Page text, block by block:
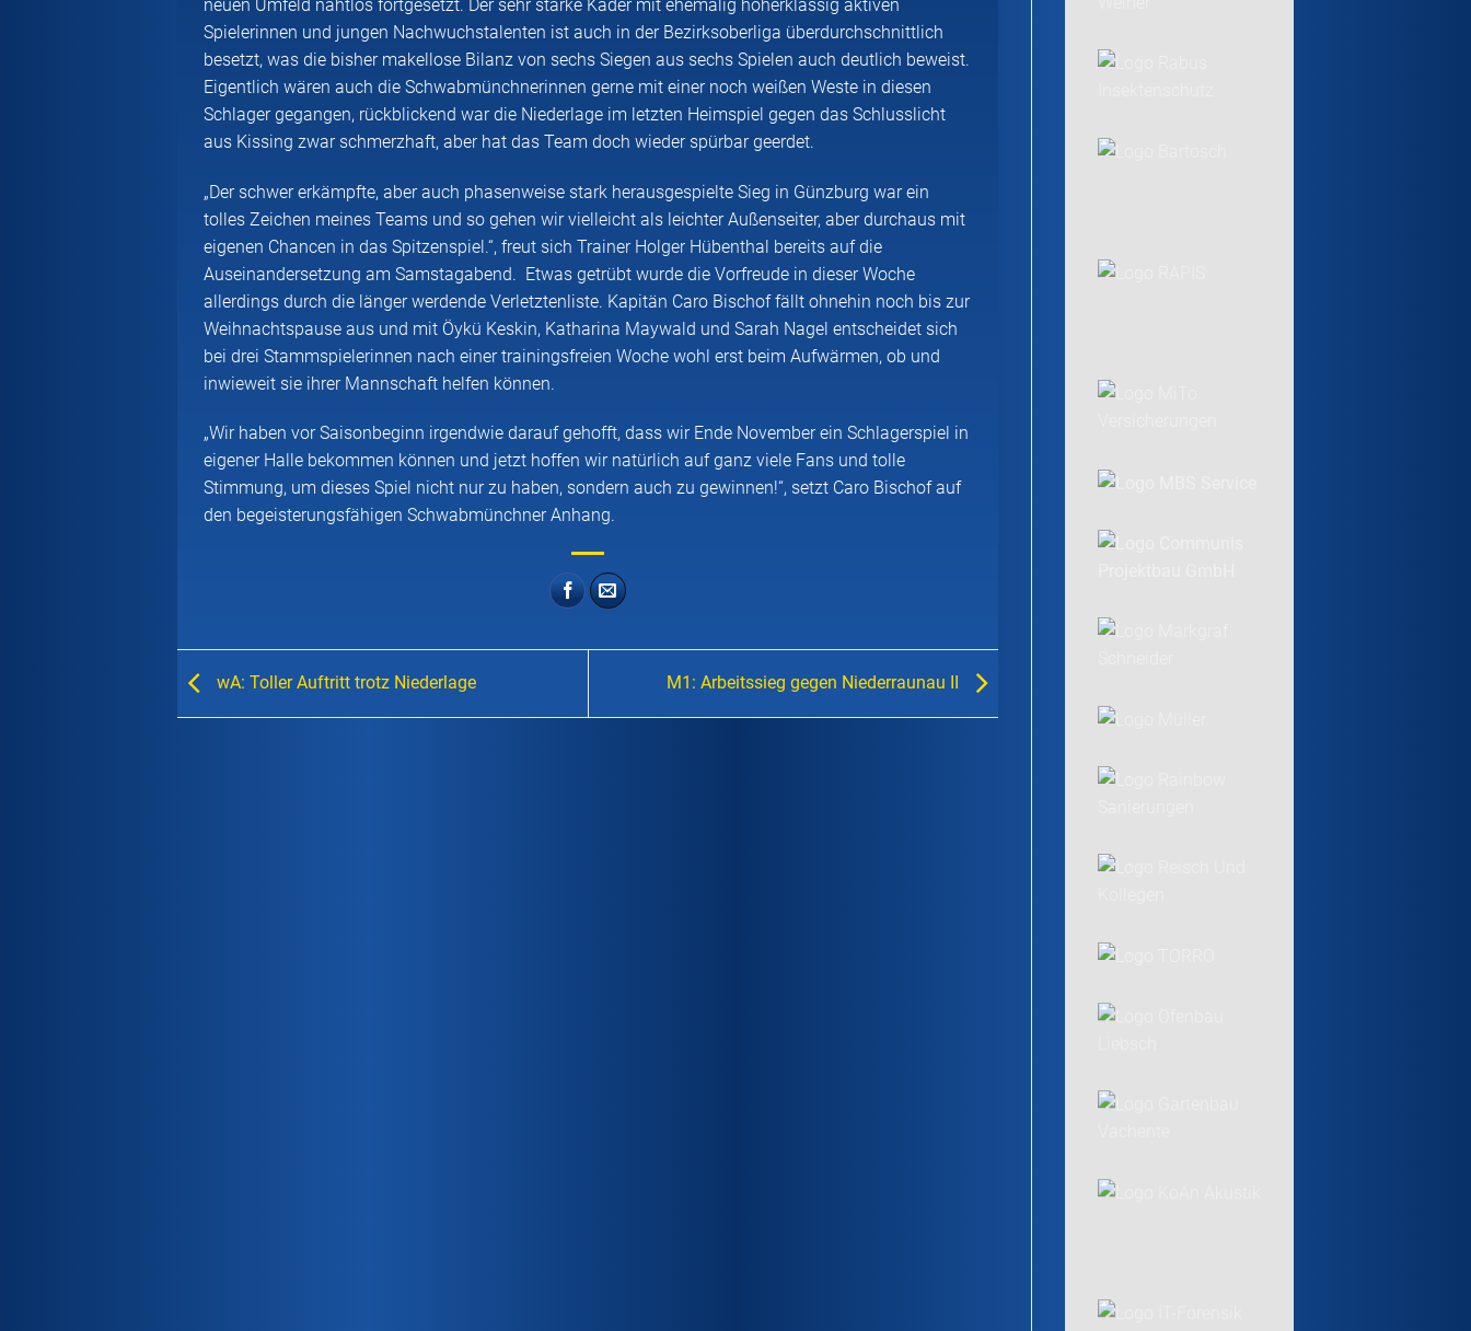
neuen Umfeld nahtlos fortgesetzt. Der sehr starke Kader mit ehemalig höherklassig aktiven
Spielerinnen und jungen Nachwuchstalenten ist auch in der Bezirksoberliga überdurchschnittlich
besetzt, was die bisher makellose Bilanz von sechs Siegen aus sechs Spielen auch deutlich beweist.
Eigentlich wären auch die Schwabmünchnerinnen gerne mit einer noch weißen Weste in diesen
Schlager gegangen, rückblickend war die Niederlage im letzten Heimspiel gegen das Schlusslicht
aus Kissing zwar schmerzhaft, aber hat das Team doch wieder spürbar geerdet.
„Der schwer erkämpfte, aber auch phasenweise stark herausgespielte Sieg in Günzburg war ein
tolles Zeichen meines Teams und so gehen wir vielleicht als leichter Außenseiter, aber durchaus mit
eigenen Chancen in das Spitzenspiel.“, freut sich Trainer Holger Hübenthal bereits auf die
Auseinandersetzung am Samstagabend. Etwas getrübt wurde die Vorfreude in dieser Woche
allerdings durch die länger werdende Verletztenliste. Kapitän Caro Bischof fällt ohnehin noch bis zur
Weihnachtspause aus und mit Öykü Keskin, Katharina Maywald und Sarah Nagel entscheidet sich
bei drei Stammspielerinnen nach einer trainingsfreien Woche wohl erst beim Aufwärmen, ob und
inwieweit sie ihrer Mannschaft helfen können.
„Wir haben vor Saisonbeginn irgendwie darauf gehofft, dass wir Ende November ein Schlagerspiel in
eigener Halle bekommen können und jetzt hoffen wir natürlich auf ganz viele Fans und tolle
Stimmung, um dieses Spiel nicht nur zu haben, sondern auch zu gewinnen!“, setzt Caro Bischof auf
den begeisterungsfähigen Schwabmünchner Anhang.
wA: Toller Auftritt trotz Niederlage M1: Arbeitssieg gegen Niederraunau II